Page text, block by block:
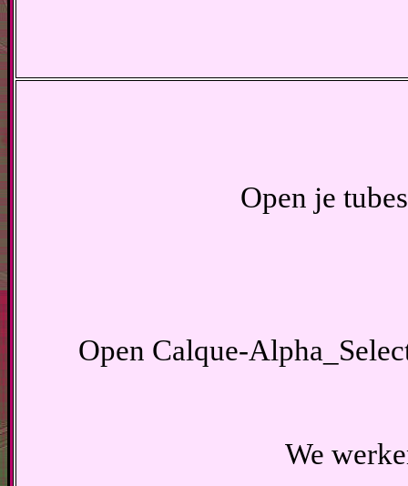
Open je
Open Calque-
We